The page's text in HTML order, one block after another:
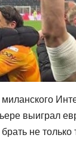
выиграл
не